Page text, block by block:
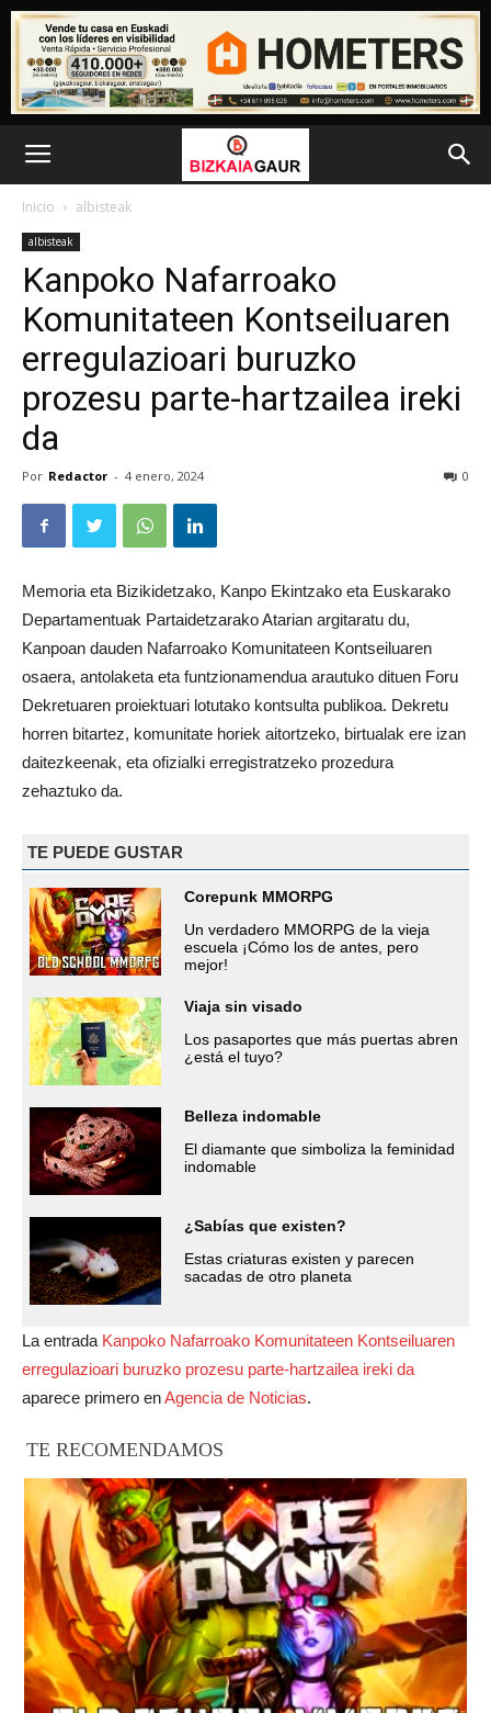
Inicio albisteak
albisteak
Kanpoko Nafarroako
Komunitateen Kontseiluaren
erregulazioari buruzko
prozesu parte-hartzailea ireki
da
Por Redactor - 4 enero, 2024 0
Memoria eta Bizikidetzako, Kanpo Ekintzako eta Euskarako
Departamentuak Partaidetzarako Atarian argitaratu du,
Kanpoan dauden Nafarroako Komunitateen Kontseiluaren
osaera, antolaketa eta funtzionamendua arautuko dituen Foru
Dekretuaren proiektuari lotutako kontsulta publikoa. Dekretu
horren bitartez, komunitate horiek aitortzeko, birtualak ere izan
daitezkeenak, eta ofizialki erregistratzeko prozedura
zehaztuko da.
TE PUEDE GUSTAR
Corepunk MMORPG
Un verdadero MMORPG de la vieja
escuela ¡Cómo los de antes, pero
mejor!
Viaja sin visado
Los pasaportes que más puertas abren
¿está el tuyo?
Belleza indomable
El diamante que simboliza la feminidad
indomable
¿Sabías que existen?
Estas criaturas existen y parecen
sacadas de otro planeta
La entrada Kanpoko Nafarroako Komunitateen Kontseiluaren
erregulazioari buruzko prozesu parte-hartzailea ireki da
aparece primero enAgencia de Noticias.
TE RECOMENDAMOS